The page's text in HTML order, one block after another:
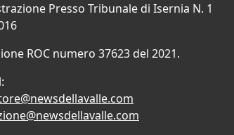
Presso Tribunale di Isernia N. 1
ROC numero 37623 del 2021.